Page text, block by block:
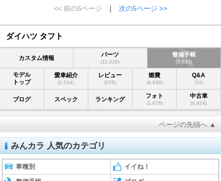
<< 前の5ページ ｜ 次の5ページ >>
ダイハツ タフト
カスタム情報 パーツ
(11,028)
整備手帳
(5,633)
モデル
トップ
愛車紹介
(2,524)
レビュー
(555)
燃費
(9,938)
Q&A
(32)
ブログ スペック ランキング フォト
(1,878)
中古車
(4,924)
ページの先頭へ ▲
みんカラ 人気のカテゴリ
車種別 イイね！